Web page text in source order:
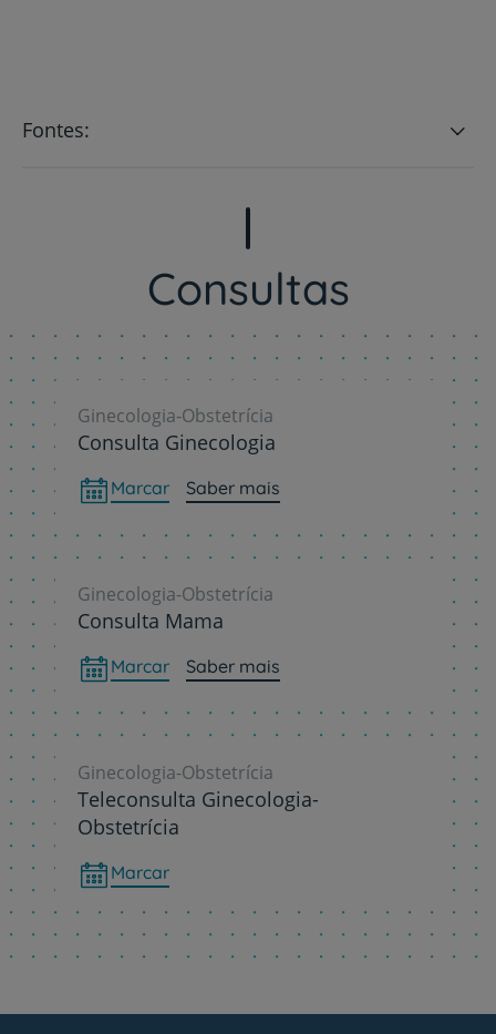
Fontes:
Consultas
Ginecologia-Obstetrícia
Consulta Ginecologia
Marcar Saber mais
Ginecologia-Obstetrícia
Consulta Mama
Marcar Saber mais
Ginecologia-Obstetrícia
Teleconsulta Ginecologia-
Obstetrícia
Marcar